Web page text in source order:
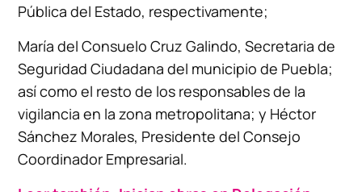
Pública del Estado, respectivamente;
María del Consuelo Cruz Galindo, Secretaria de
Seguridad Ciudadana del municipio de Puebla;
así como el resto de los responsables de la
vigilancia en la zona metropolitana; y Héctor
Sánchez Morales, Presidente del Consejo
Coordinador Empresarial.